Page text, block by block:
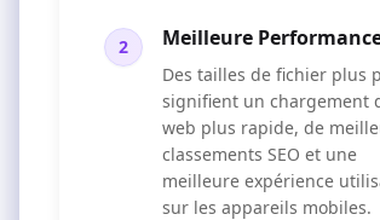
2 Meilleure
Des tailles de fichier plus
signifient un chargement
web plus rapide, de
classements SEO et une
meilleure expérience
sur les appareils mobiles.